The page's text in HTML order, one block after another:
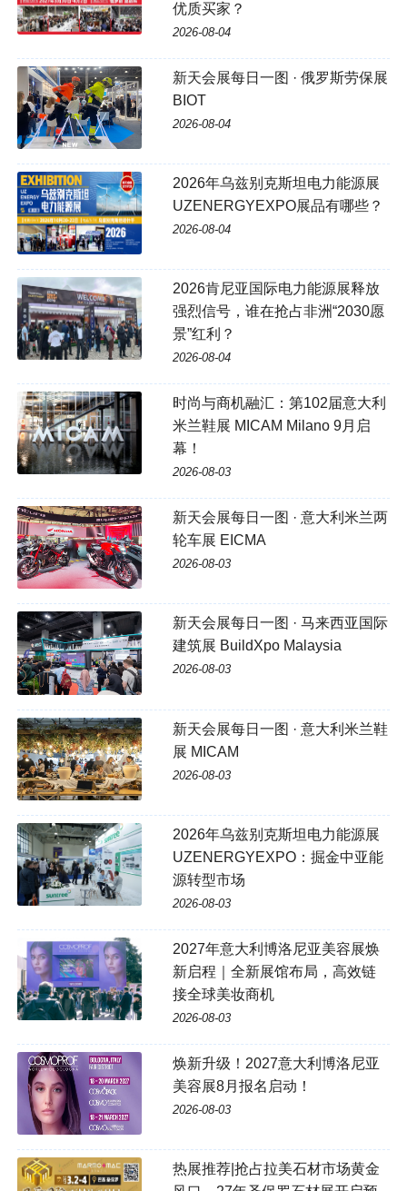
优质买家？
2026-08-04
新天会展每日一图 · 俄罗斯劳保展
BIOT
2026-08-04
2026年乌兹别克斯坦电力能源展
UZENERGYEXPO展品有哪些？
2026-08-04
2026肯尼亚国际电力能源展释放
强烈信号，谁在抢占非洲“2030愿
景”红利？
2026-08-04
时尚与商机融汇：第102届意大利
米兰鞋展 MICAM Milano 9月启
幕！
2026-08-03
新天会展每日一图 · 意大利米兰两
轮车展 EICMA
2026-08-03
新天会展每日一图 · 马来西亚国际
建筑展 BuildXpo Malaysia
2026-08-03
新天会展每日一图 · 意大利米兰鞋
展 MICAM
2026-08-03
2026年乌兹别克斯坦电力能源展
UZENERGYEXPO：掘金中亚能
源转型市场
2026-08-03
2027年意大利博洛尼亚美容展焕
新启程｜全新展馆布局，高效链
接全球美妆商机
2026-08-03
焕新升级！2027意大利博洛尼亚
美容展8月报名启动！
2026-08-03
热展推荐|抢占拉美石材市场黄金